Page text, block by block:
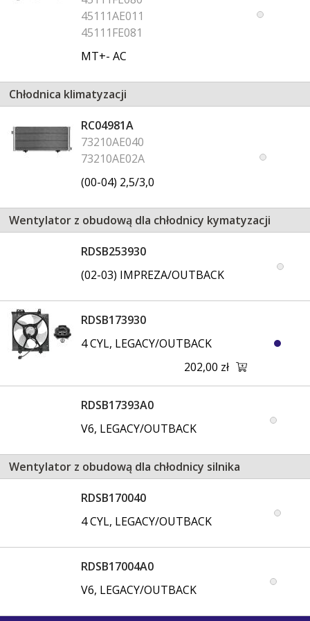
45111AE011
45111FE081
MT+- AC
Chłodnica klimatyzacji
RC04981A
73210AE040
73210AE02A
(00-04) 2,5/3,0
Wentylator z obudową dla chłodnicy kymatyzacji
RDSB253930
(02-03) IMPREZA/OUTBACK
RDSB173930
4 CYL, LEGACY/OUTBACK
202,00 zł
RDSB17393A0
V6, LEGACY/OUTBACK
Wentylator z obudową dla chłodnicy silnika
RDSB170040
4 CYL, LEGACY/OUTBACK
RDSB17004A0
V6, LEGACY/OUTBACK